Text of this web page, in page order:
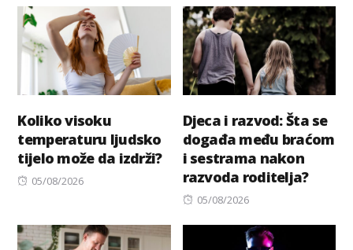
Koliko visoku
temperaturu ljudsko
tijelo može da izdrži?
Posted
05/08/2026
Djeca i razvod: Šta se
događa među braćom
i sestrama nakon
razvoda roditelja?
Posted
05/08/2026